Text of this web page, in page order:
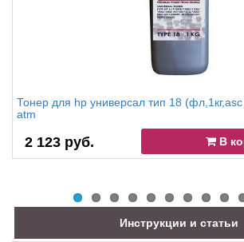
Тонер для hp универсал тип 18
atm
2 123 руб. В
Инструкции и статьи